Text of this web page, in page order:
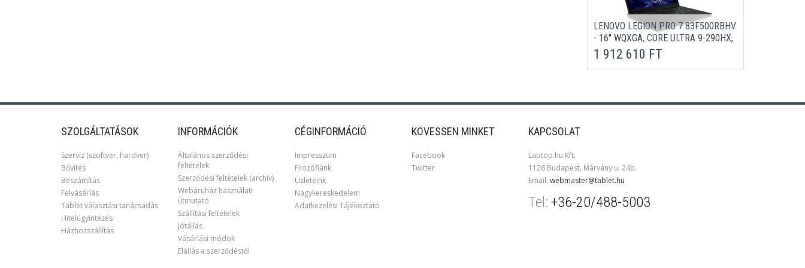
LENOVO LEGION PRO 7 83F500RBHV
- 16" WQXGA, CORE ULTRA 9-290HX,
32GB, 1TB SSD, NVIDIA GEFORCE
RTX 5090 24GB, MICROSOFT
1 912 610 FT
SZOLGÁLTATÁSOK
Szerviz (szoftver, hardver)
Bővítés
Beszámítás
Felvásárlás
Tablet választási tanácsadás
Hitelügyintézés
Házhozszállítás
INFORMÁCIÓK
Általános szerződési
feltételek
Szerződési feltételek (archív)
Webáruház használati
útmutató
Szállítási feltételek
Jótállás
Vásárlási módok
Elállás a szerződéstől
CÉGINFORMÁCIÓ
Impresszum
Filozófiánk
Üzleteink
Nagykereskedelem
Adatkezelési Tájékoztató
KÖVESSEN MINKET
Facebook
Twitter
KAPCSOLAT
Laptop.hu Kft.
1126 Budapest, Márvány u. 24b.
Email: webmaster@tablet.hu
Tel: +36-20/488-5003